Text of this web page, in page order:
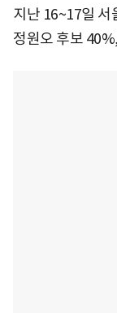
지난 16~17일 서
정원오 후보